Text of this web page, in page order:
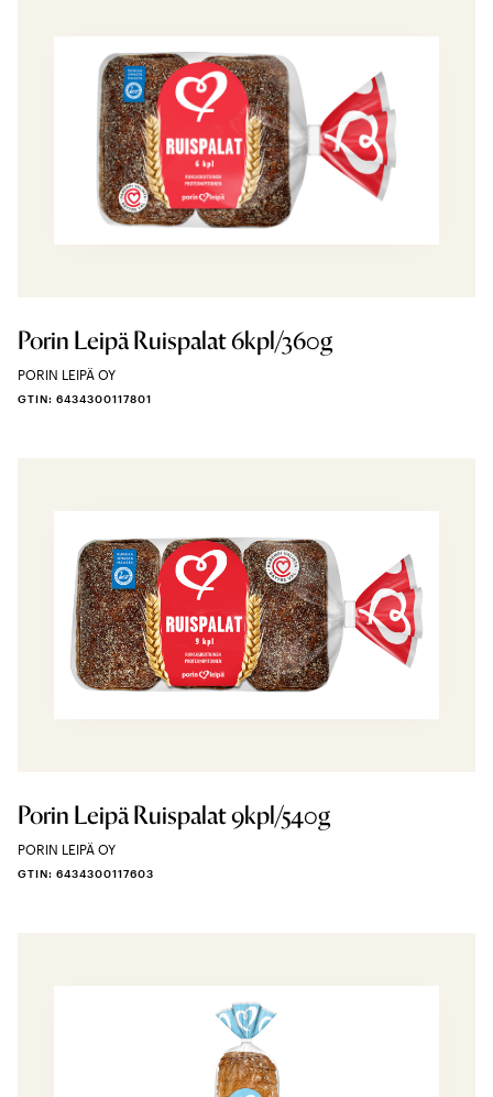
Porin Leipä Ruispalat 6kpl/360g
PORIN LEIPÄ OY
GTIN: 6434300117801
Porin Leipä Ruispalat 9kpl/540g
PORIN LEIPÄ OY
GTIN: 6434300117603